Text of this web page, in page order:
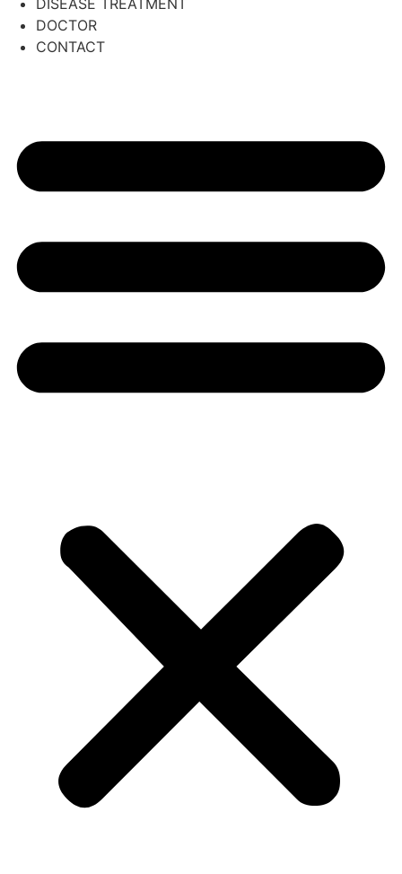
DISEASE TREATMENT
DOCTOR
CONTACT